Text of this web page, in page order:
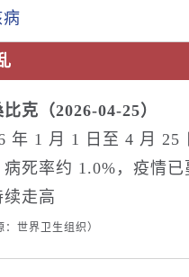
克（2026-04-25）
年 1 月 1 日至 4 月 25
病死率约 1.0%，疫情
续走高
：世界卫生组织）